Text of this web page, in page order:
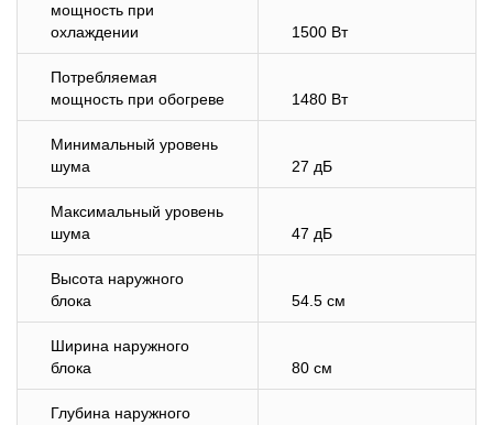
мощность при
охлаждении
1500 Вт
Потребляемая
мощность при обогреве
1480 Вт
Минимальный уровень
шума
27 дБ
Максимальный уровень
шума
47 дБ
Высота наружного
блока
54.5 см
Ширина наружного
блока
80 см
Глубина наружного